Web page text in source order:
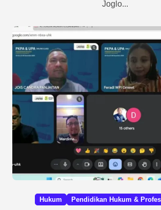
Joglo...
Hukum Pendidikan Hukum &